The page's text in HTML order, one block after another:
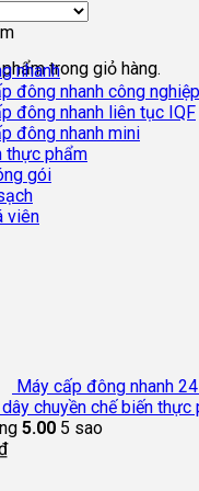
trong giỏ hàng.
nhanh
đông nhanh công nghiệp
đông nhanh liên tục IQF
đông nhanh mini
thực phẩm
gói
viên
Máy cấp đông nhanh
chuyền chế biến
5.00 5 sao